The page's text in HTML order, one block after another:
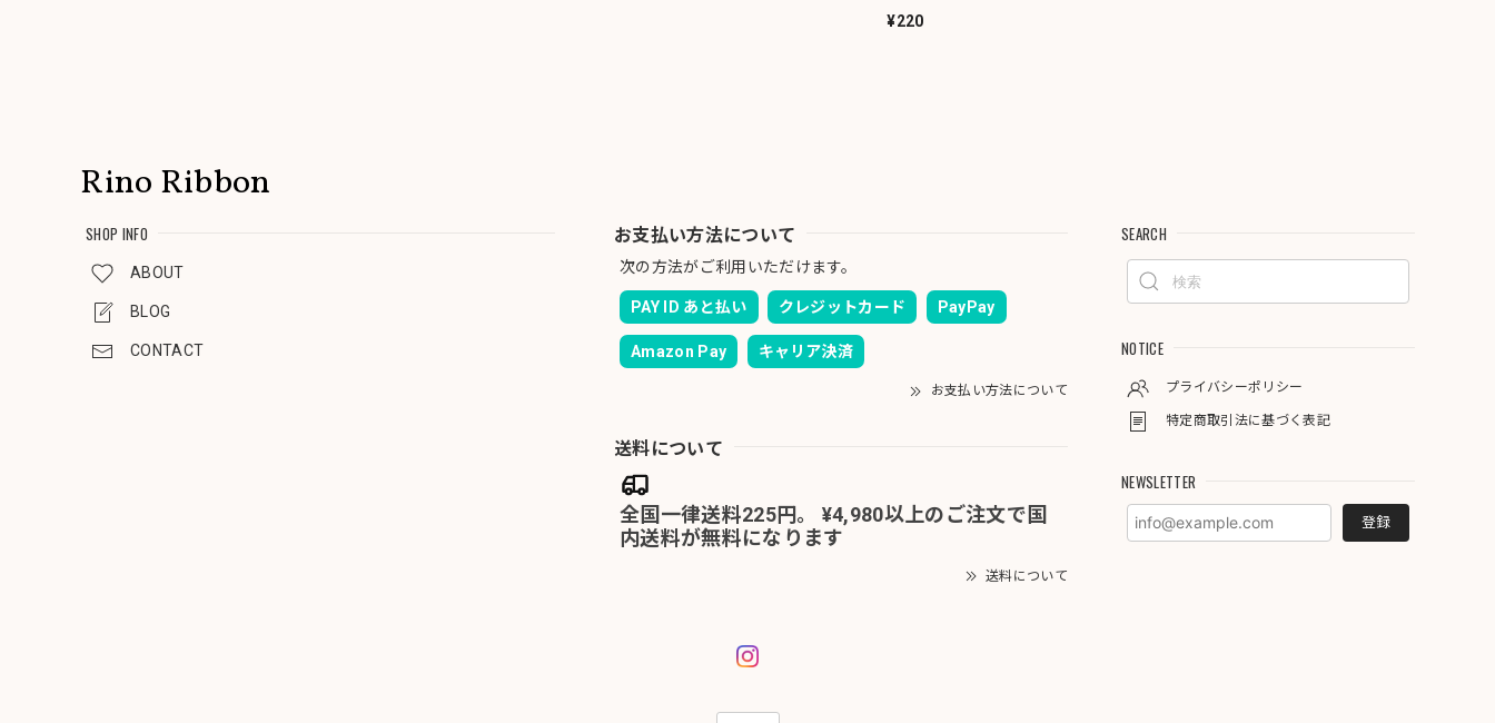
¥220
Rino Ribbon
SHOP INFO
ABOUT
BLOG
CONTACT
お支払い方法について
次の方法がご利用いただけます。
PAY ID あと払い クレジットカード PayPay
Amazon Pay キャリア決済
お支払い方法について
送料について
全国一律送料225円。 ¥4,980以上のご注文で国
内送料が無料になります
送料について
SEARCH
NOTICE
プライバシーポリシー
特定商取引法に基づく表記
NEWSLETTER
登録